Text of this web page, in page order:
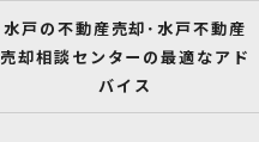
水戸の不動産売却･水戸不動産
売却相談センターの最適なアド
バイス